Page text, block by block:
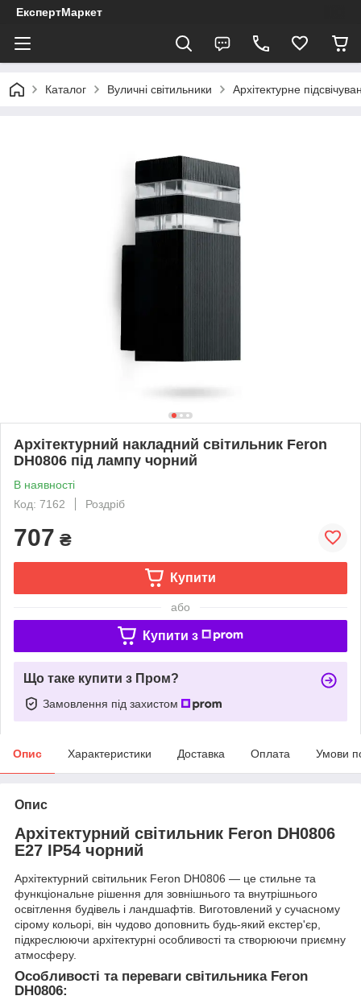
ЕкспертМаркет
Каталог Вуличні світильники Архітектурне
Архітектурний накладний світильник Feron
DH0806 під лампу чорний
В наявності
Код: 7162
Роздріб
707 ₴
Купити
або
Купити з
Що таке купити з Пром?
Замовлення під захистом
Опис Характеристики Доставка Оплата Умови
Опис
Архітектурний світильник Feron DH0806
Е27 IP54 чорний
Архітектурний світильник Feron DH0806 — це стильне та
функціональне рішення для зовнішнього та внутрішнього
освітлення будівель і ландшафтів. Виготовлений у сучасному
сірому кольорі, він чудово доповнить будь-який екстер'єр,
підкреслюючи архітектурні особливості та створюючи приємну
атмосферу.
Особливості та переваги світильника Feron
DH0806: